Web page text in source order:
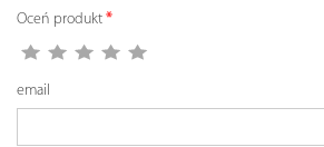
Oceń produkt
email